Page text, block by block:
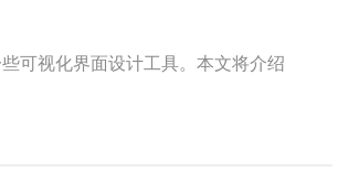
可视化界面设计工具。本文将介绍